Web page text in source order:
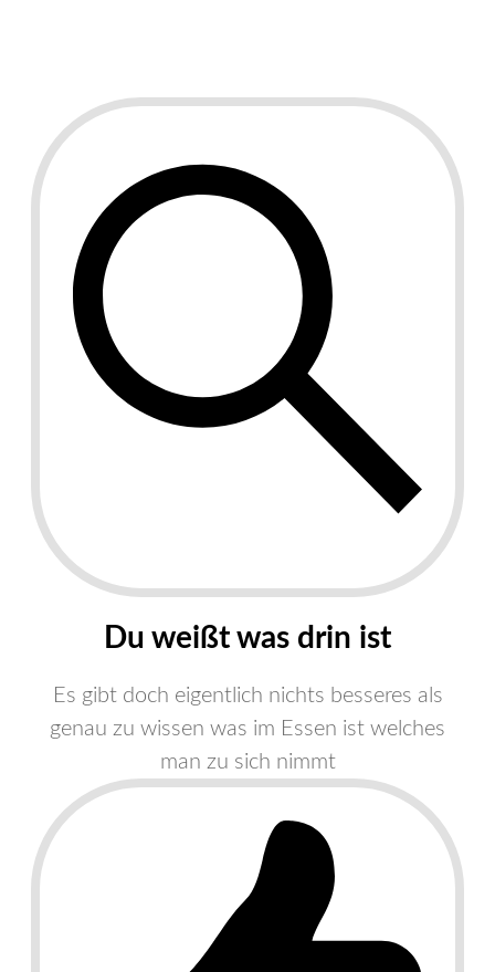
​Du weißt was drin ist
Es gibt doch eigentlich nichts besseres als
genau zu wissen was im Essen ist welches
man zu sich nimmt